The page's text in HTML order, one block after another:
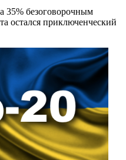
35% безоговорочным
остался приключенческий